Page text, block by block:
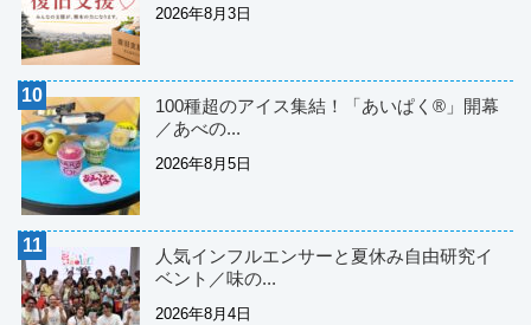
2026年8月3日
100種超のアイス集結！「あいぱく®」開幕
／あべの...
2026年8月5日
人気インフルエンサーと夏休み自由研究イ
ベント／味の...
2026年8月4日